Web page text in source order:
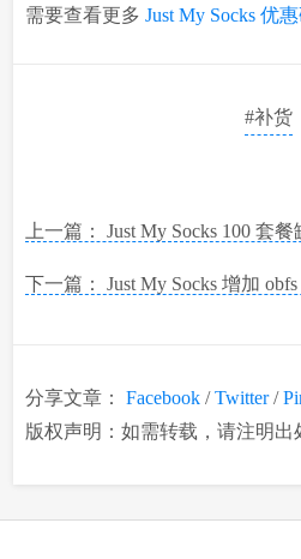
需要查看更多Just My Socks 优
#补货
上一篇： Just My Socks 100 套餐
下一篇： Just My Socks 增加
分享文章：Facebook /Twitter/
版权声明：如需转载，请注明出